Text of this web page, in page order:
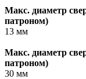
Макс. диаметр
патроном)
13 мм
Макс. диаметр
патроном)
30 мм